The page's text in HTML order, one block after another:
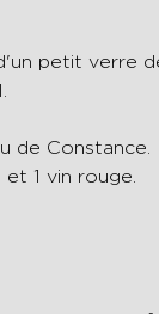
petit verre
de Constance.
1 vin rouge.